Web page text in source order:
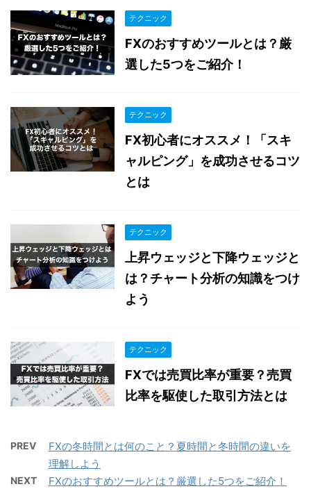
テクニック
FXのおすすめツールとは？厳
選した5つをご紹介！
テクニック
FX初心者にオススメ！「スキ
ャルピング」を成功させるコツ
とは
テクニック
上昇ウェッジと下降ウェッジと
は？チャート分析の知識をつけ
よう
テクニック
FXでは売買比率が重要？売買
比率を駆使した取引方法とは
PREV
FXの冬時間とは何のこと？夏時間と冬時間の違いを
理解しよう
NEXT FXのおすすめツールとは？厳選した5つをご紹介！